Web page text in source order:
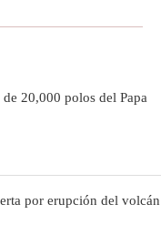
20,000 polos del Papa
por erupción del volcán